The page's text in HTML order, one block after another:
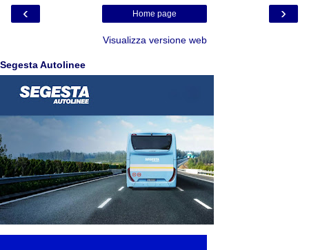
‹ ›
Home page
Visualizza versione web
Segesta Autolinee